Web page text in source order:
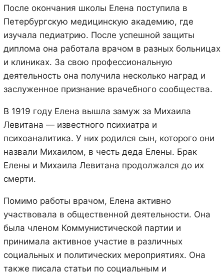
После окончания школы Елена поступила в
Петербургскую медицинскую академию, где
изучала педиатрию. После успешной защиты
диплома она работала врачом в разных больницах
и клиниках. За свою профессиональную
деятельность она получила несколько наград и
заслуженное признание врачебного сообщества.
В 1919 году Елена вышла замуж за Михаила
Левитана — известного психиатра и
психоаналитика. У них родился сын, которого они
назвали Михаилом, в честь деда Елены. Брак
Елены и Михаила Левитана продолжался до их
смерти.
Помимо работы врачом, Елена активно
участвовала в общественной деятельности. Она
была членом Коммунистической партии и
принимала активное участие в различных
социальных и политических мероприятиях. Она
также писала статьи по социальным и